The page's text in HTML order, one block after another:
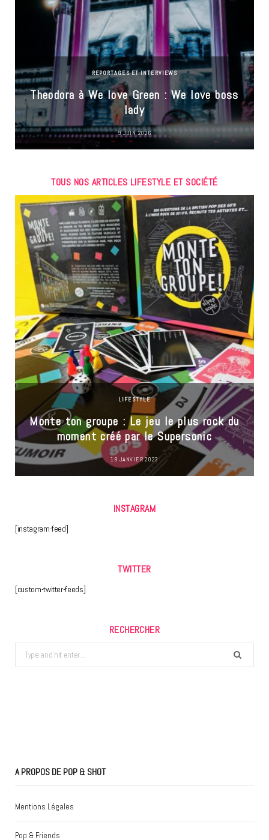
REPORTAGES ET INTERVIEWS
Theodora à We love Green : We love boss
lady
9 JUIN 2026
TOUS NOS ARTICLES LIFESTYLE ET SOCIÉTÉ
LIFESTYLE
Monte ton groupe : Le jeu le plus rock du
moment créé par le Supersonic
18 JANVIER 2023
INSTAGRAM
[instagram-feed]
TWITTER
[custom-twitter-feeds]
RECHERCHER
Search
for:
A PROPOS DE POP & SHOT
Mentions Légales
Pop & Friends